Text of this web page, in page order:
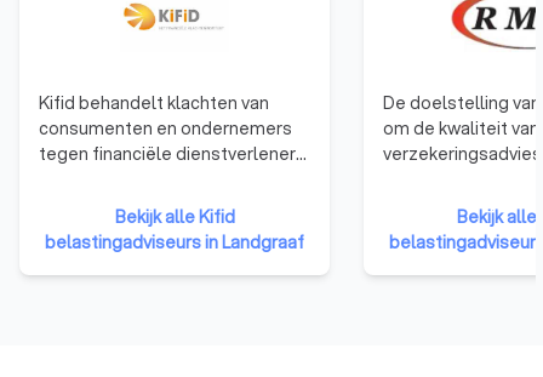
Kifid behandelt klachten van
consumenten en ondernemers
tegen financiële dienstverleners
klachteninstituut. Financieel
adviseurs en
verzekeringsagenten
aangesloten bij Kifid laten zien
Bekijk alle Kifid
belastingadviseurs in Landgraaf
De doelstelling van
om de kwaliteit
een hoog niveau
te houden. Hiertoe
inhoudelijke en
criteria
Bekijk alle